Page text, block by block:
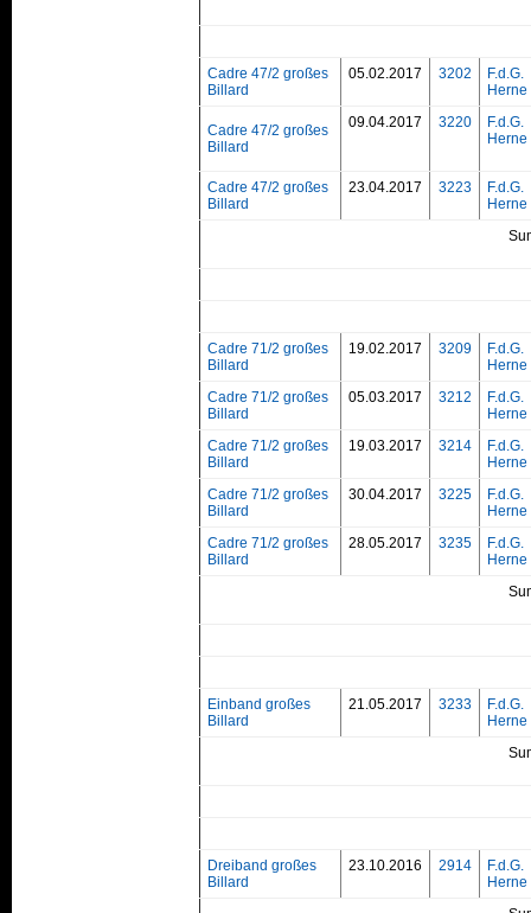
Cadre 47/2 großes
Billard
05.02.2017 3202
F.d.G.
Herne
Cadre 47/2 großes
Billard
09.04.2017 3220
F.d.G.
Herne
Cadre 47/2 großes
Billard
23.04.2017 3223
F.d.G.
Herne
Cadre 71/2 großes
Billard
19.02.2017 3209
F.d.G.
Herne
Cadre 71/2 großes
Billard
05.03.2017 3212
F.d.G.
Herne
Cadre 71/2 großes
Billard
19.03.2017 3214
F.d.G.
Herne
Cadre 71/2 großes
Billard
30.04.2017 3225
F.d.G.
Herne
Cadre 71/2 großes
Billard
28.05.2017 3235
F.d.G.
Herne
Einband großes
Billard
21.05.2017 3233
F.d.G.
Herne
Dreiband großes
Billard
23.10.2016 2914
F.d.G.
Herne